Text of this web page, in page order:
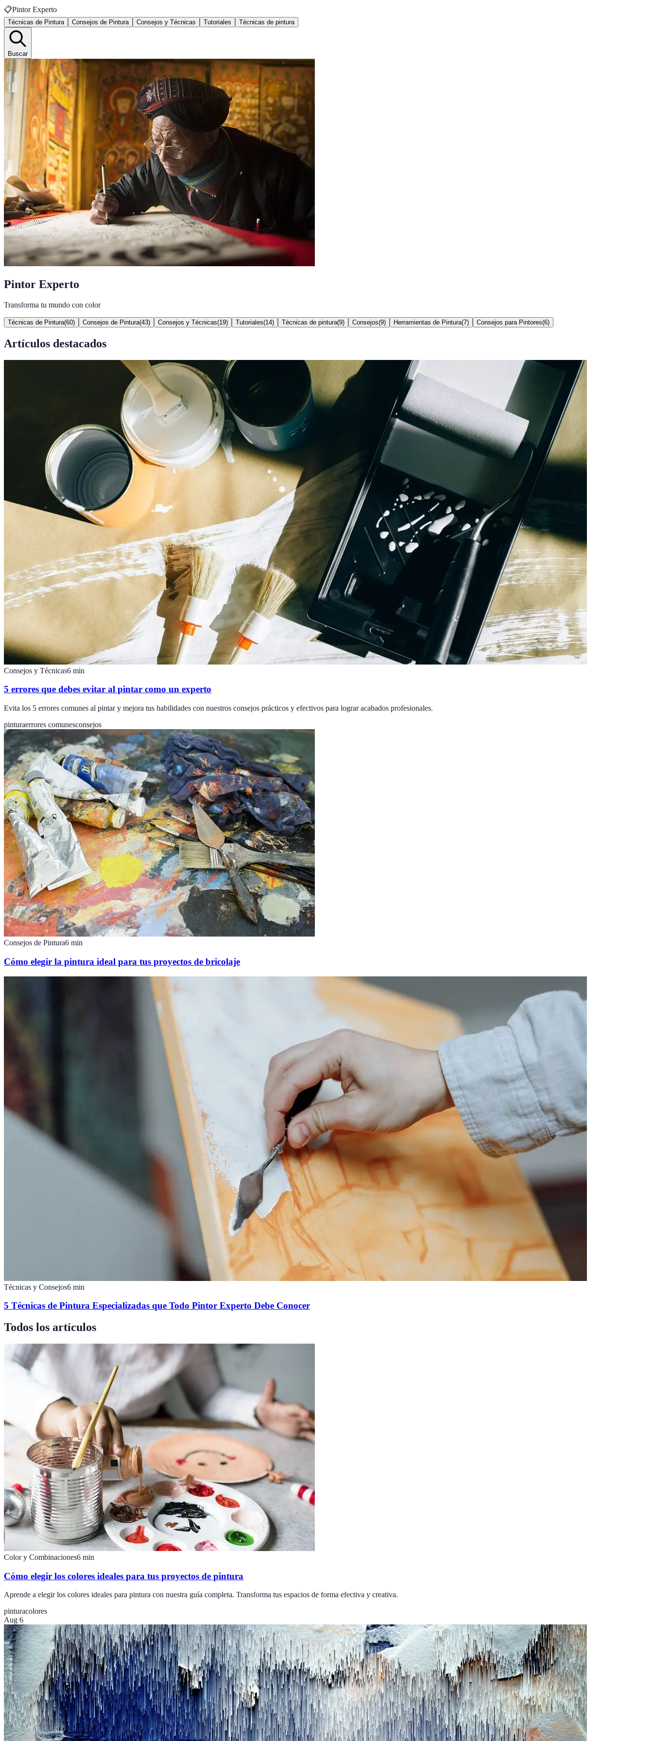
📋Pintor Experto
Técnicas de Pintura Consejos de Pintura Consejos y Técnicas Tutoriales Técnicas de pintura
Buscar
Pintor Experto
Transforma tu mundo con color
Técnicas de Pintura(60) Consejos de Pintura(43) Consejos y Técnicas(19) Tutoriales(14) Técnicas de pintura(9) Consejos(9) Herramientas de Pintura(7) Consejos para Pintores(6)
Artículos destacados
Consejos y Técnicas6 min
5 errores que debes evitar al pintar como un experto
Evita los 5 errores comunes al pintar y mejora tus habilidades con nuestros consejos prácticos y efectivos para lograr acabados profesionales.
pinturaerrores comunesconsejos
Consejos de Pintura6 min
Cómo elegir la pintura ideal para tus proyectos de bricolaje
Técnicas y Consejos6 min
5 Técnicas de Pintura Especializadas que Todo Pintor Experto Debe Conocer
Todos los artículos
Color y Combinaciones6 min
Cómo elegir los colores ideales para tus proyectos de pintura
Aprende a elegir los colores ideales para pintura con nuestra guía completa. Transforma tus espacios de forma efectiva y creativa.
pinturacolores
Aug 6